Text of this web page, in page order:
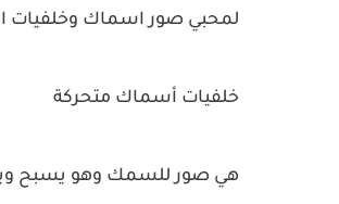
لمحبي صور اسماك وخلفيات
خلفيات أسماك متحركة
هي صور للسمك وهو يسبح